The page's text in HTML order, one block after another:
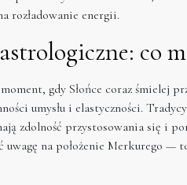
rozładowanie energii.
co
gdy Słońce coraz śmielej
umysłu i elastyczności.
zdolność przystosowania się i
na położenie Merkurego —